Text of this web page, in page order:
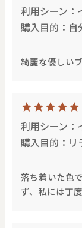
利用シーン：
購入目的：自
綺麗な優しい
利用シーン：
購入目的：リ
落ち着いた色
ず、私には丁